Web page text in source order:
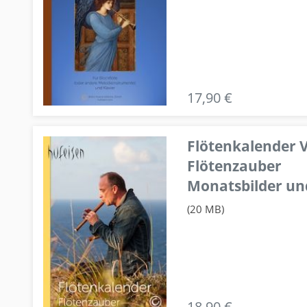
17,90 €
Flötenkalender
Flötenzauber
Monatsbilder
(20 MB)